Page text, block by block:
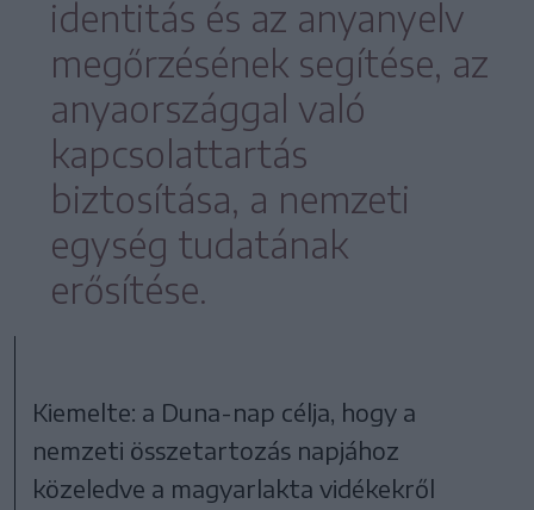
identitás és az anyanyelv
megőrzésének segítése, az
anyaországgal való
kapcsolattartás
biztosítása, a nemzeti
egység tudatának
erősítése.
Kiemelte: a Duna-nap célja, hogy a
nemzeti összetartozás napjához
közeledve a magyarlakta vidékekről